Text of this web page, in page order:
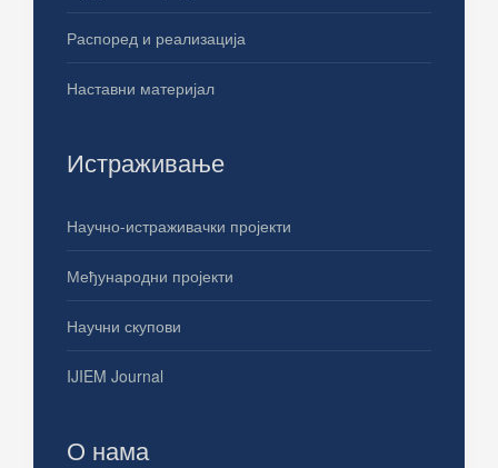
Распоред и реализација
Наставни материјал
Истраживање
Научно-истраживачки пројекти
Међународни пројекти
Научни скупови
IJIEM Journal
О нама